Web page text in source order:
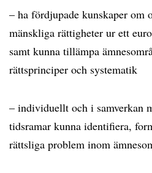
– ha fördjupade kunskaper om
mänskliga rättigheter ur ett
samt kunna tillämpa
rättsprinciper och systematik
– individuellt och i samverkan
tidsramar kunna identifiera,
rättsliga problem inom